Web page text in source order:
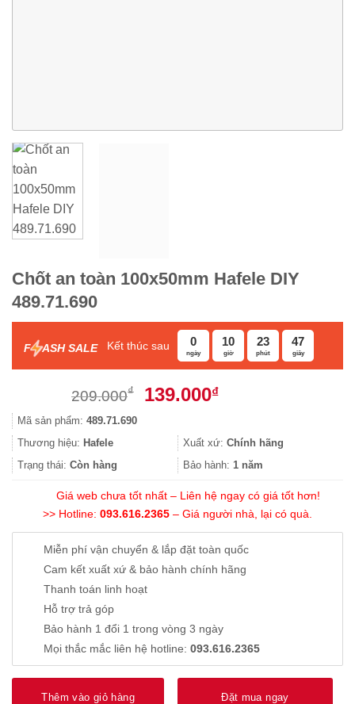
Chốt an toàn 100x50mm Hafele DIY
489.71.690
F ASH SALE Kết thúc sau 0
ngày
10
giờ
23
phút
46
giây
209.000₫
Giá
209.000₫.
139.000₫Giá
là:
139.000₫.
Mã sản phẩm: 489.71.690
Thương hiệu: Hafele Xuất xứ: Chính hãng
Trạng thái: Còn hàng Bảo hành: 1 năm
Giá web chưa tốt nhất – Liên hệ ngay có giá tốt hơn!
>> Hotline: 093.616.2365 – Giá người nhà, lại có quà.
Miễn phí vận chuyển & lắp đặt toàn quốc
Cam kết xuất xứ & bảo hành chính hãng
Thanh toán linh hoạt
Hỗ trợ trả góp
Bảo hành 1 đổi 1 trong vòng 3 ngày
Mọi thắc mắc liên hệ hotline: 093.616.2365
Thêm vào giỏ hàng Đặt mua ngay